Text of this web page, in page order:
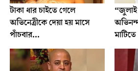
টাকা ধার চাইতে গেলে
অভিনেত্রীকে দেয়া হয় মাসে
পাঁচবার...
“জুলাই